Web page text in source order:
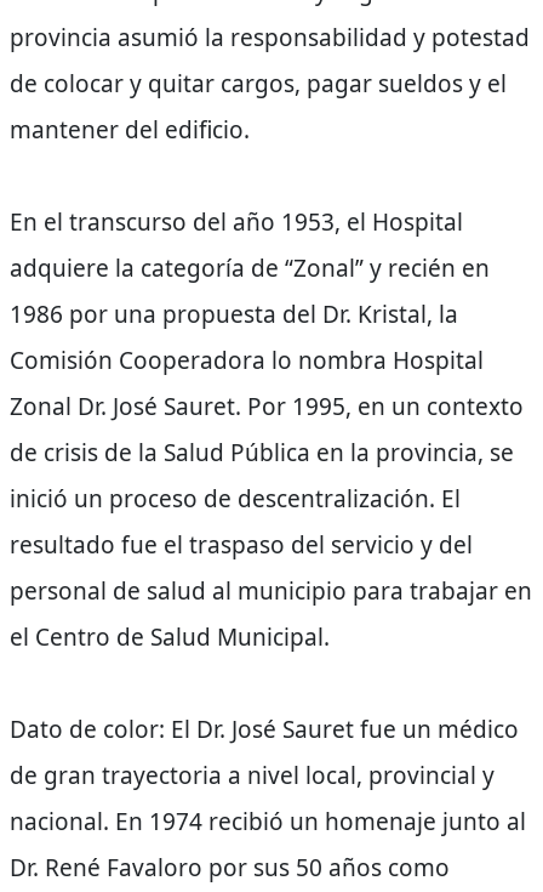
provincia asumió la responsabilidad y potestad
de colocar y quitar cargos, pagar sueldos y el
mantener del edificio.
En el transcurso del año 1953, el Hospital
adquiere la categoría de “Zonal” y recién en
1986 por una propuesta del Dr. Kristal, la
Comisión Cooperadora lo nombra Hospital
Zonal Dr. José Sauret. Por 1995, en un contexto
de crisis de la Salud Pública en la provincia, se
inició un proceso de descentralización. El
resultado fue el traspaso del servicio y del
personal de salud al municipio para trabajar en
el Centro de Salud Municipal.
Dato de color: El Dr. José Sauret fue un médico
de gran trayectoria a nivel local, provincial y
nacional. En 1974 recibió un homenaje junto al
Dr. René Favaloro por sus 50 años como